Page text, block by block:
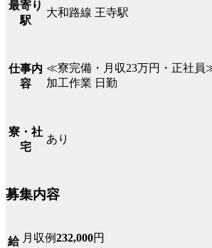
最寄り
駅
大和路線 王寺駅
仕事内
容
≪寮完備・月収23万円・正社員
加工作業 日勤
寮・社
宅
あり
募集内容
給 月収例232,000円